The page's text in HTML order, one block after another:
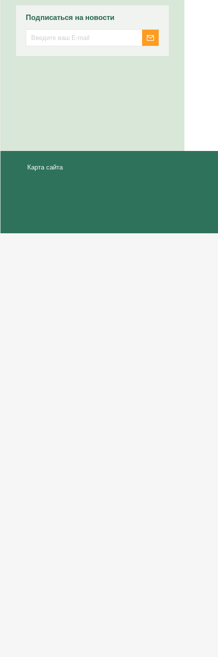
Подписаться на новости
Карта сайта